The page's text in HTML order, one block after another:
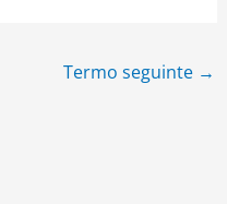
Termo seguinte →